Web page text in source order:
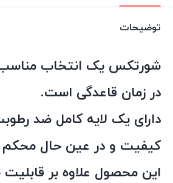
توضیحات
شورتکس یک انتخاب
در زمان قاعدگی است.
دارای یک لایه کامل ضد
کیفیت و در عین حال محکم
این محصول علاوه بر